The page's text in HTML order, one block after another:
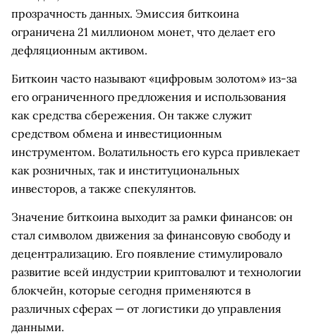
прозрачность данных. Эмиссия биткоина
ограничена 21 миллионом монет, что делает его
дефляционным активом.
Биткоин часто называют «цифровым золотом» из-за
его ограниченного предложения и использования
как средства сбережения. Он также служит
средством обмена и инвестиционным
инструментом. Волатильность его курса привлекает
как розничных, так и институциональных
инвесторов, а также спекулянтов.
Значение биткоина выходит за рамки финансов: он
стал символом движения за финансовую свободу и
децентрализацию. Его появление стимулировало
развитие всей индустрии криптовалют и технологии
блокчейн, которые сегодня применяются в
различных сферах — от логистики до управления
данными.